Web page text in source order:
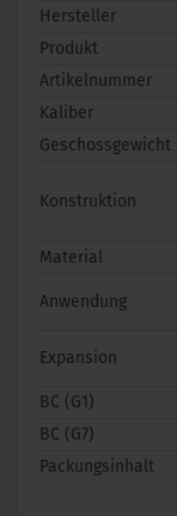
Hersteller
Produkt
Artikelnummer
Kaliber
Geschossgewicht
Konstruktion
Material
Anwendung
Expansion
BC (G1)
BC (G7)
Packungsinhalt